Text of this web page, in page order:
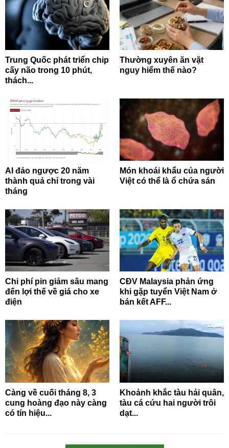
Trung Quốc phát triển chip
cấy não trong 10 phút,
thách...
Thường xuyên ăn vặt
nguy hiểm thế nào?
AI đảo ngược 20 năm
thành quả chỉ trong vài
tháng
Món khoái khẩu của người
Việt có thể là ổ chứa sán
Chi phí pin giảm sâu mang
đến lợi thế về giá cho xe
điện
CĐV Malaysia phản ứng
khi gặp tuyển Việt Nam ở
bán kết AFF...
Càng về cuối tháng 8, 3
cung hoàng đạo này càng
có tín hiệu...
Khoảnh khắc tàu hải quân,
tàu cá cứu hai người trôi
dạt...